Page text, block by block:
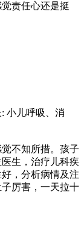
责任心还是挺
小儿呼吸、消
不知所措。孩子
生，治疗儿科疾
，分析病情及注
厉害，一天拉十